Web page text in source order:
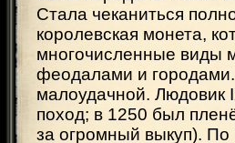
Стала чеканиться
королевская монета,
многочисленные виды
феодалами и
малоудачной. Людовик
поход; в 1250 был
за огромный выкуп).